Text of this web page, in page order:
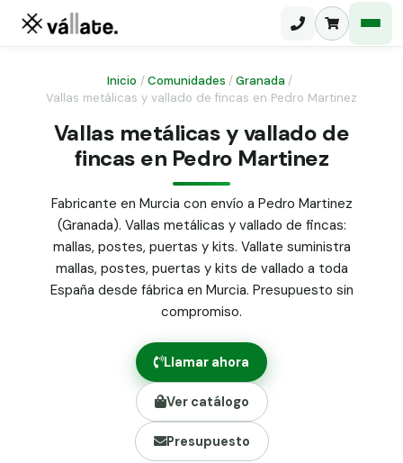
Malla ganadera
Malla simple torsión
Malla triple torsión
Panel malla H.
Puerta abatible dos hojas
Puerta acceso peatonal
Poste malla Hércules
Poste malla simple torsión
Alambre de espino galvanizado
Abrazadera PVC malla H.
Grapa malla H.
Grapadora
Inicio /Comunidades /Granada /
Vallas metálicas y vallado de fincas en Pedro Martinez
Vallas metálicas y vallado de
fincas en Pedro Martinez
Fabricante en Murcia con envío a Pedro Martinez
(Granada). Vallas metálicas y vallado de fincas:
mallas, postes, puertas y kits. Vallate suministra
mallas, postes, puertas y kits de vallado a toda
España desde fábrica en Murcia. Presupuesto sin
compromiso.
Llamar ahora
Ver catálogo
Presupuesto